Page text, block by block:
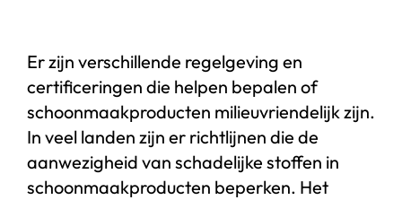
Er zijn verschillende regelgeving en
certificeringen die helpen bepalen of
schoonmaakproducten milieuvriendelijk zijn.
In veel landen zijn er richtlijnen die de
aanwezigheid van schadelijke stoffen in
schoonmaakproducten beperken. Het